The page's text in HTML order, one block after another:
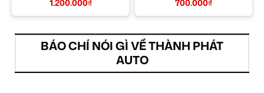
TPHCM
1.200.000₫ 700.000₫
BÁO CHÍ NÓI GÌ VỀ THÀNH PHÁT
AUTO